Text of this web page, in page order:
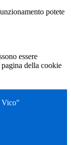
potete
essere
della cookie
Vico"